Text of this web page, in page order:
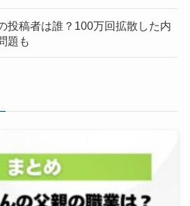
投稿者は誰？100万回拡散した内
題も